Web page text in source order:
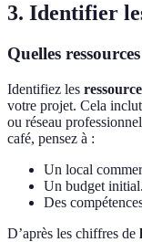
3. Identifier
Quelles
Identifiez les
votre projet. Cela
ou réseau
café, pensez à :
Un local
Un budget initial.
Des
D’après les chiffres de